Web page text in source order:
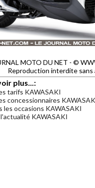
MOTO DU NET - ©
Reproduction interdite
plus...:
tarifs KAWASAKI
concessionnaires
les occasions KAWASAKI
KAWASAKI